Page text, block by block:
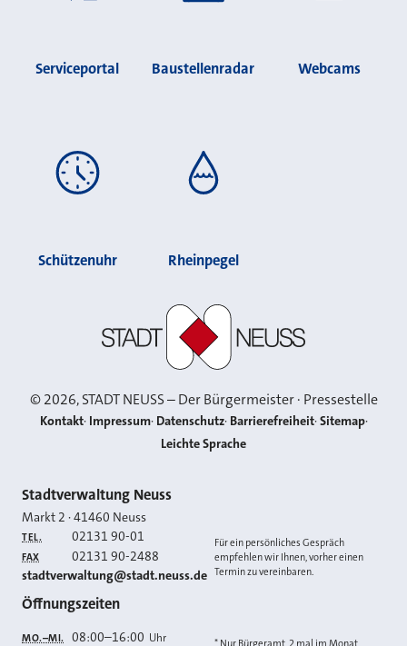
Serviceportal Baustellenradar Webcams
Schützenuhr Rheinpegel
©2026, STADT NEUSS – Der Bürgermeister · Pressestelle
Kontakt Impressum Datenschutz Barrierefreiheit Sitemap
Leichte Sprache
Kontakt
Stadtverwaltung Neuss
Markt 2 ·41460 Neuss
TEL. 02131 90-01
FAX 02131 90-2488
E-MAIL
stadtverwaltung@stadt.neuss.de
Für ein persönliches Gespräch
empfehlen wir Ihnen, vorher einen
Termin zu vereinbaren.
Öffnungszeiten
MO.–MI. 08:00–16:00 Uhr